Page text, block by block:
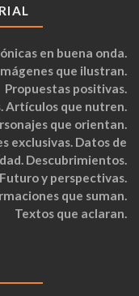
en buena onda.
que ilustran.
Propuestas positivas.
Artículos que nutren.
que orientan.
exclusivas. Datos de
Descubrimientos.
Futuro y perspectivas.
que suman.
Textos que aclaran.